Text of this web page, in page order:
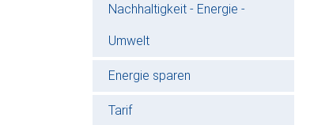
Nachhaltigkeit - Energie -
Umwelt
Energie sparen
Tarif